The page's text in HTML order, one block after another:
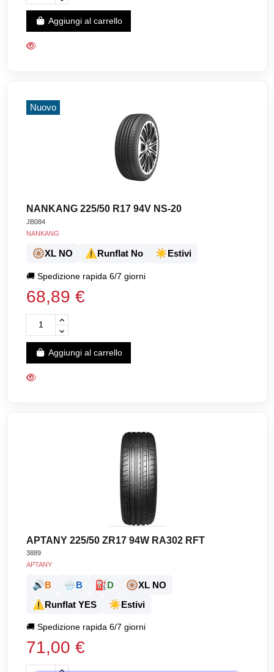
Aggiungi al carrello
Nuovo
NANKANG 225/50 R17 94V NS-20
JB084
NANKANG
🛞XL NO ⚠️Runflat No ☀️Estivi
🚚Spedizione rapida 6/7 giorni
68,89 €
Aggiungi al carrello
APTANY 225/50 ZR17 94W RA302 RFT
3889
APTANY
🔊B 🌧️B ⛽D 🛞XL NO
⚠️Runflat YES ☀️Estivi
🚚Spedizione rapida 6/7 giorni
71,00 €